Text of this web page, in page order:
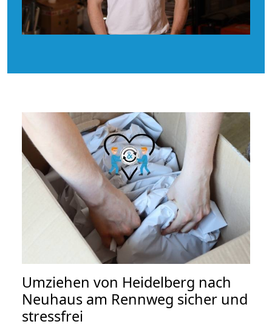
Umziehen von Heidelberg nach
Neuhaus am Rennweg sicher und
stressfrei